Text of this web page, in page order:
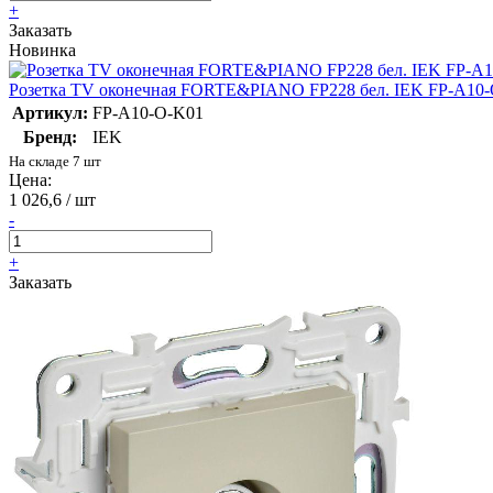
+
Заказать
Новинка
Розетка TV оконечная FORTE&PIANO FP228 бел. IEK FP-A10-
Артикул: FP-A10-O-K01
Бренд:
IEK
На складе 7 шт
Цена:
1 026,6 / шт
-
+
Заказать